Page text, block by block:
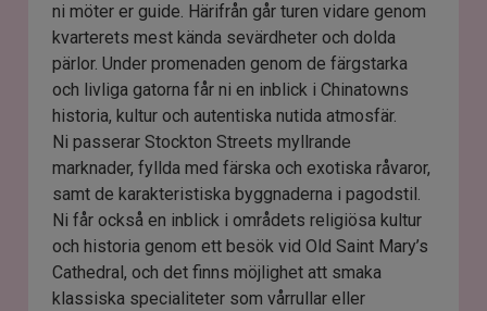
ni möter er guide. Härifrån går turen vidare genom
kvarterets mest kända sevärdheter och dolda
pärlor. Under promenaden genom de färgstarka
och livliga gatorna får ni en inblick i Chinatowns
historia, kultur och autentiska nutida atmosfär.
Ni passerar Stockton Streets myllrande
marknader, fyllda med färska och exotiska råvaror,
samt de karakteristiska byggnaderna i pagodstil.
Ni får också en inblick i områdets religiösa kultur
och historia genom ett besök vid Old Saint Mary’s
Cathedral, och det finns möjlighet att smaka
klassiska specialiteter som vårrullar eller